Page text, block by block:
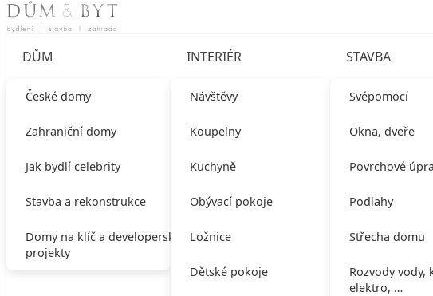
Skip to content
DŮM
České domy
Zahraniční domy
Jak bydlí celebrity
Stavba a rekonstrukce
Domy na klíč a developerské
projekty
INTERIÉR
Návštěvy
Koupelny
Kuchyně
Obývací pokoje
Ložnice
Dětské pokoje
STAVBA
Svépomocí
Okna, dveře
Povrchové
Podlahy
Střecha domu
Rozvody vody,
elektro, …